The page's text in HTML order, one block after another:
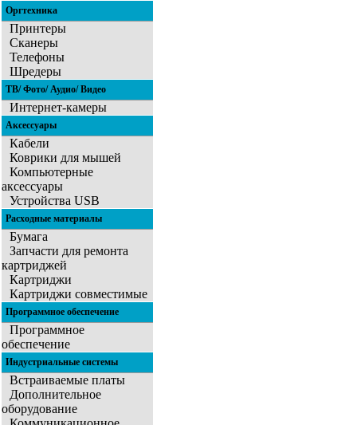
Оргтехника
Принтеры
Сканеры
Телефоны
Шредеры
ТВ/ Фото/ Аудио/ Видео
Интернет-камеры
Аксессуары
Кабели
Коврики для мышей
Компьютерные
аксессуары
Устройства USB
Расходные материалы
Бумага
Запчасти для ремонта
картриджей
Картриджи
Картриджи совместимые
Программное обеспечение
Программное
обеспечение
Индустриальные системы
Встраиваемые платы
Дополнительное
оборудование